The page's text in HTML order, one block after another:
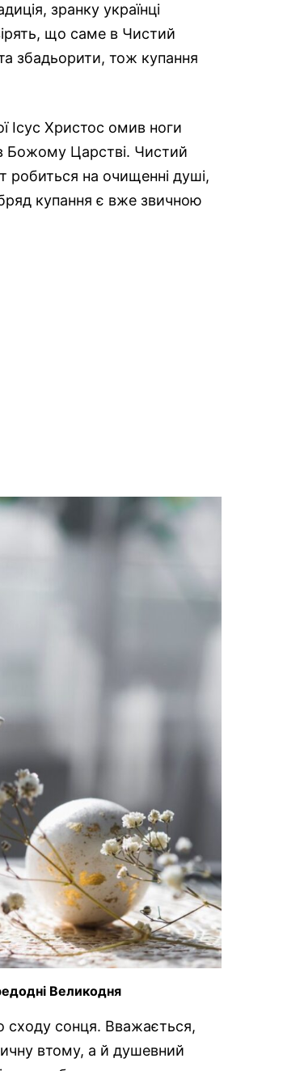
зранку українці
що саме в Чистий
збадьорити, тож купання
Ісус Христос омив ноги
Божому Царстві. Чистий
робиться на очищенні душі,
купання є вже звичною
Великодня
сходу сонця. Вважається,
втому, а й душевний